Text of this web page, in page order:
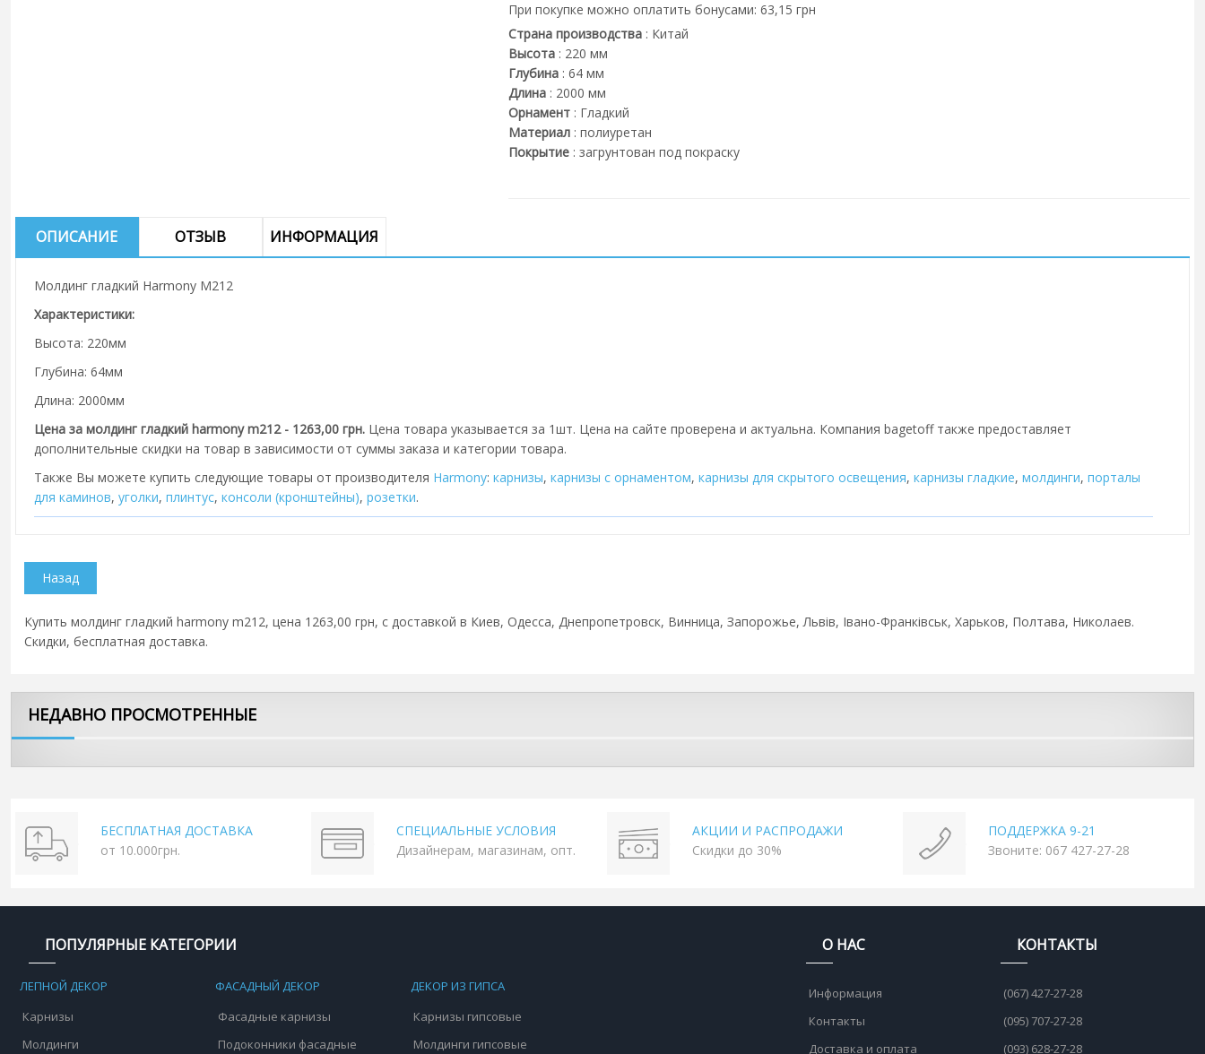
При покупке можно оплатить бонусами: 63,15 грн
Страна производства: Китай
Высота: 220 мм
Глубина: 64 мм
Длина: 2000 мм
Орнамент: Гладкий
Материал: полиуретан
Покрытие: загрунтован под покраску
ОПИСАНИЕ ОТЗЫВ ИНФОРМАЦИЯ
Молдинг гладкий Harmony M212
Характеристики:
Высота: 220мм
Глубина: 64мм
Длина: 2000мм
Цена за молдинг гладкий harmony m212 - 1263,00 грн. Цена товара указывается за 1шт. Цена на сайте проверена и актуальна. Компания bagetoff также предоставляет
дополнительные скидки на товар в зависимости от суммы заказа и категории товара.
Также Вы можете купить следующие товары от производителя Harmony: карнизы, карнизы с орнаментом, карнизы для скрытого освещения, карнизы гладкие, молдинги, порталы
для каминов, уголки, плинтус, консоли (кронштейны), розетки.
Купить молдинг гладкий harmony m212, цена 1263,00 грн, с доставкой в Киев, Одесса, Днепропетровск, Винница, Запорожье, Львів, Івано-Франківськ, Харьков, Полтава, Николаев.
Скидки, бесплатная доставка.
НЕДАВНО ПРОСМОТРЕННЫЕ
БЕСПЛАТНАЯ ДОСТАВКА
от 10.000грн.
СПЕЦИАЛЬНЫЕ УСЛОВИЯ
Дизайнерам, магазинам, опт.
АКЦИИ И РАСПРОДАЖИ
Скидки до 30%
ПОДДЕРЖКА 9-21
Звоните: 067 427-27-28
ПОПУЛЯРНЫЕ КАТЕГОРИИ
ЛЕПНОЙ ДЕКОР
Карнизы
Молдинги
ФАСАДНЫЙ ДЕКОР
Фасадные карнизы
Подоконники фасадные
ДЕКОР ИЗ ГИПСА
Карнизы гипсовые
Молдинги гипсовые
О НАС
Информация
Контакты
Доставка и оплата
КОНТАКТЫ
(067) 427-27-28
(095) 707-27-28
(093) 628-27-28